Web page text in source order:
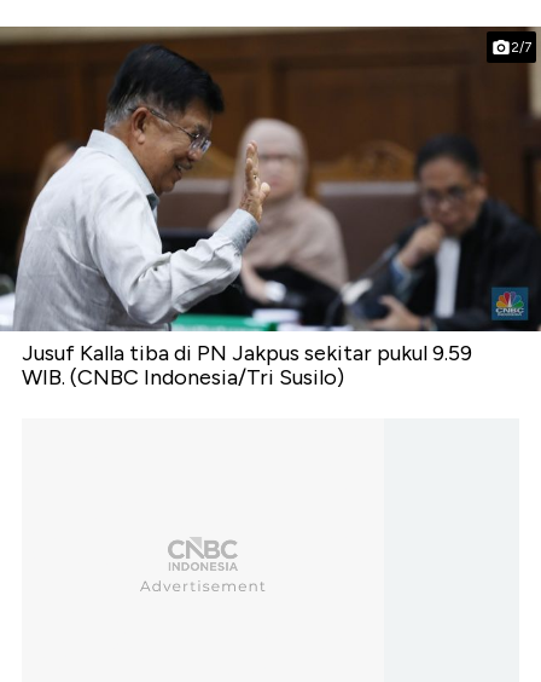
2/7
Jusuf Kalla tiba di PN Jakpus sekitar pukul 9.59
WIB. (CNBC Indonesia/Tri Susilo)